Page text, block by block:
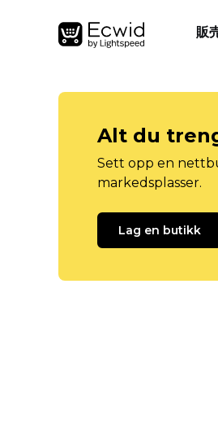
販
Alt du
Sett opp en
markedsplasser.
Lag en butikk